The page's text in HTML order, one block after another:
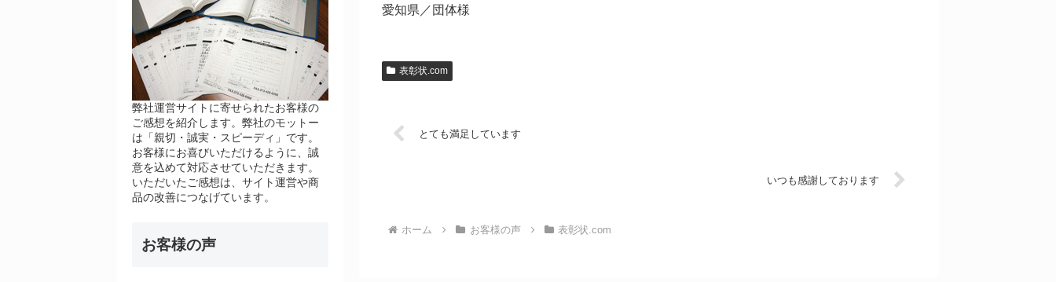
愛知県／団体様
表彰状.com
とても満足しています
いつも感謝しております
ホーム お客様の声 表彰状.com
弊社運営サイトに寄せられたお客様の
ご感想を紹介します。弊社のモットー
は「親切・誠実・スピーディ」です。
お客様にお喜びいただけるように、誠
意を込めて対応させていただきます。
いただいたご感想は、サイト運営や商
品の改善につなげています。
お客様の声